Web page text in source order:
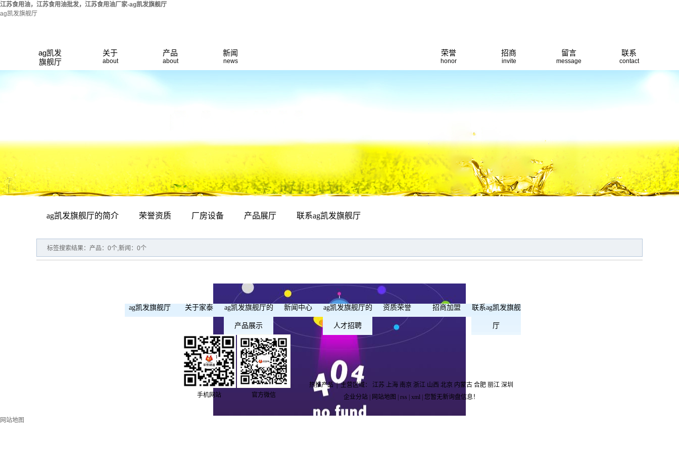
江苏食用油，江苏食用油批发，江苏食用油厂家-ag凯发旗舰厅
ag凯发旗舰厅
ag凯发
旗舰厅
关于
about的简介
荣誉资质
舰厅
产品
about
稻香园丁系列
餐饮专用油
新闻
news
行业新闻
荣誉
honor
招商
invite
留言
message
联系
contact
ag凯发旗舰厅的简介 荣誉资质 厂房设备 产品展厅 联系ag凯发旗舰厅
标签搜索结果：产品：0个,新闻：0个
ag凯发旗舰厅 关于家泰 ag凯发旗舰厅的
产品展示
新闻中心 ag凯发旗舰厅的
人才招聘
资质荣誉 招商加盟 联系ag凯发旗舰
厅
手机网站 官方微信
热推产品| 主营区域： 江苏 上海 南京 浙江 山西 北京 内蒙古 合肥 丽江 深圳
企业分站 | 网站地图 | rss | xml | 您暂无新询盘信息！
网站地图